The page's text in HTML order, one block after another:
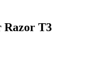
Razor T3